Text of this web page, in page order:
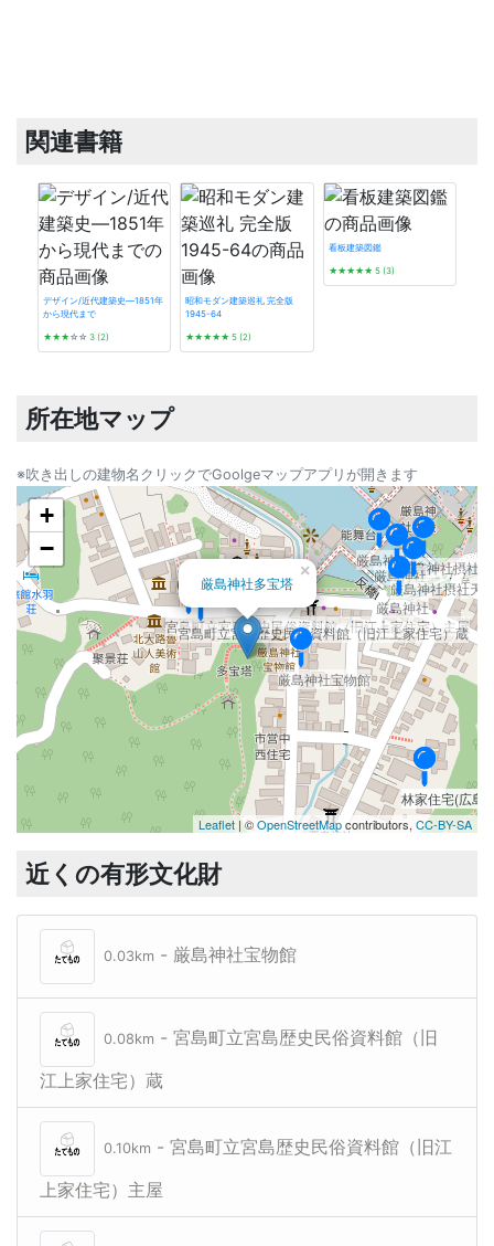
関連書籍
デザイン/近代建築史―1851年
から現代まで
★★★☆☆ 3 (2)
昭和モダン建築巡礼 完全版
1945-64
★★★★★ 5 (2)
看板建築図鑑
★★★★★5 (3)
所在地マップ
※吹き出しの建物名クリックでGoolgeマップアプリが開きます
厳島神社宝物館
宮島町立宮島歴史民俗資料館（旧江上家住宅）蔵
宮島町立宮島歴史民俗資料館（旧江上家住宅）主屋
厳島神社
厳島神社
厳島神社
厳島神社摂社天
林家住宅(広島
林家住宅(広島
厳島神社摂社
厳島神社多宝塔
×
+
−
Leaflet | ©OpenStreetMapcontributors, CC-BY-SA
近くの有形文化財
0.03km - 厳島神社宝物館
0.08km - 宮島町立宮島歴史民俗資料館（旧
江上家住宅）蔵
0.10km - 宮島町立宮島歴史民俗資料館（旧江
上家住宅）主屋